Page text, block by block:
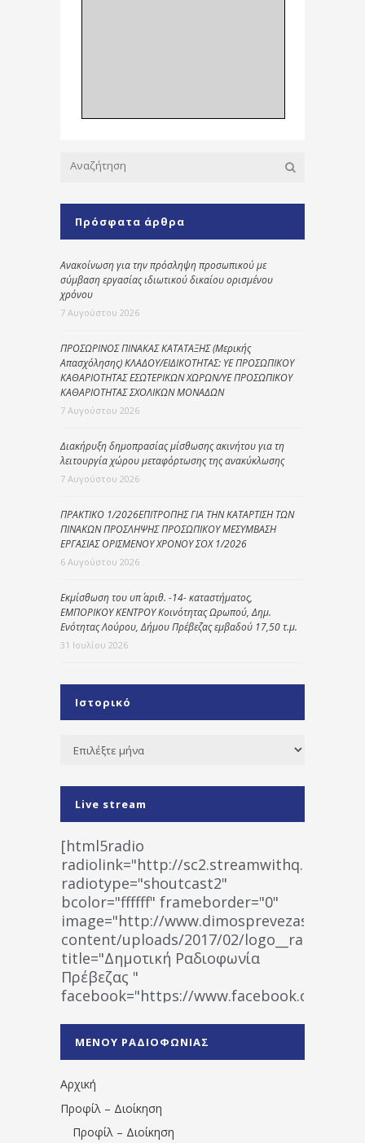
Πρόσφατα άρθρα
Ανακοίνωση για την πρόσληψη προσωπικού με
σύμβαση εργασίας ιδιωτικού δικαίου ορισμένου
χρόνου
7 Αυγούστου 2026
ΠΡΟΣΩΡΙΝΟΣ ΠΙΝΑΚΑΣ ΚΑΤΑΤΑΞΗΣ (Μερικής
Απασχόλησης) ΚΛΑΔΟΥ/ΕΙΔΙΚΟΤΗΤΑΣ: ΥΕ ΠΡΟΣΩΠΙΚΟΥ
ΚΑΘΑΡΙΟΤΗΤΑΣ ΕΣΩΤΕΡΙΚΩΝ ΧΩΡΩΝ/ΥΕ ΠΡΟΣΩΠΙΚΟΥ
ΚΑΘΑΡΙΟΤΗΤΑΣ ΣΧΟΛΙΚΩΝ ΜΟΝΑΔΩΝ
7 Αυγούστου 2026
Διακήρυξη δημοπρασίας μίσθωσης ακινήτου για τη
λειτουργία χώρου μεταφόρτωσης της ανακύκλωσης
7 Αυγούστου 2026
ΠΡΑΚΤΙΚΟ 1/2026ΕΠΙΤΡΟΠΗΣ ΓΙΑ ΤΗΝ ΚΑΤΑΡΤΙΣΗ ΤΩΝ
ΠΙΝΑΚΩΝ ΠΡΟΣΛΗΨΗΣ ΠΡΟΣΩΠΙΚΟΥ ΜΕΣΥΜΒΑΣΗ
ΕΡΓΑΣΙΑΣ ΟΡΙΣΜΕΝΟΥ ΧΡΟΝΟΥ ΣΟΧ 1/2026
6 Αυγούστου 2026
Εκμίσθωση του υπ΄ αριθ. -14- καταστήματος,
ΕΜΠΟΡΙΚΟΥ ΚΕΝΤΡΟΥ Κοινότητας Ωρωπού, Δημ.
Ενότητας Λούρου, Δήμου Πρέβεζας εμβαδού 17,50 τ.μ.
31 Ιουλίου 2026
Ιστορικό
Ιστορικό
Live stream
[html5radio
radiolink="http://
radiotype="shoutcast2"
bcolor="ffffff" frameborder="0"
image="http://www.dimosprevezas.gr/wp-
content/uploads/2017/02/
title="Δημοτική Ραδιοφωνία
Πρέβεζας "
facebook="https://www.facebook.com/
1531194763766854/" artist="" ]
ΜΕΝΟΥ ΡΑΔΙΟΦΩΝΙΑΣ
Αρχική
Προφίλ – Διοίκηση
Προφίλ – Διοίκηση